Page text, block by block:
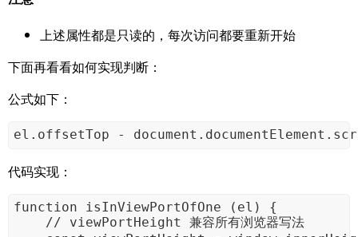
上述属性都是只读的，每次访问都要重新开始
下面再看看如何实现判断：
公式如下：
el.offsetTop -
代码实现：
function isInViewPortOfOne (el) {
    // viewPortHeight 兼容所有浏览器写法